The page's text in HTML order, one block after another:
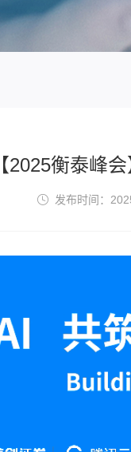
【2025衡泰峰
发布时间：